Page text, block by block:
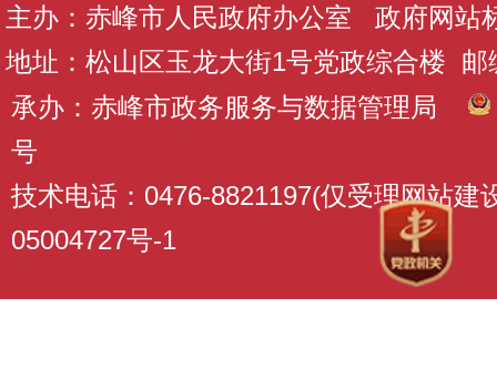
主办：赤峰市人民政府办公室 政府网站
地址：松山区玉龙大街1号党政综合楼 邮
承办：赤峰市政务服务与数据管理局
号
技术电话：0476-8821197(仅受理网站建
05004727号-1